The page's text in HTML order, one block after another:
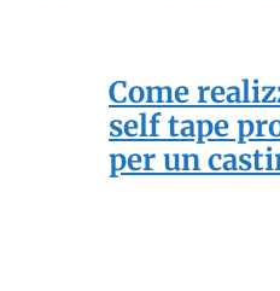
Come
self tape
per un